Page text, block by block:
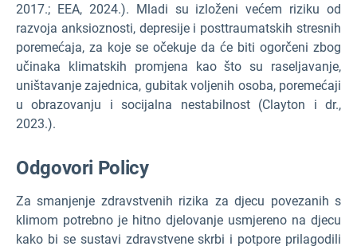
2017.; EEA, 2024.). Mladi su izloženi većem riziku od
razvoja anksioznosti, depresije i posttraumatskih stresnih
poremećaja, za koje se očekuje da će biti ogorčeni zbog
učinaka klimatskih promjena kao što su raseljavanje,
uništavanje zajednica, gubitak voljenih osoba, poremećaji
u obrazovanju i socijalna nestabilnost (Clayton i dr.,
2023.).
Odgovori Policy
Za smanjenje zdravstvenih rizika za djecu povezanih s
klimom potrebno je hitno djelovanje usmjereno na djecu
kako bi se sustavi zdravstvene skrbi i potpore prilagodili